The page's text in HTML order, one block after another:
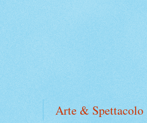
Arte & Spettacolo